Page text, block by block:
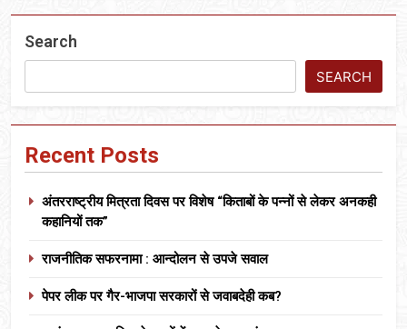
Search
SEARCH
Recent Posts
अंतरराष्ट्रीय मित्रता दिवस पर विशेष “किताबों के पन्नों से लेकर अनकही
कहानियों तक”
राजनीतिक सफरनामा : आन्दोलन से उपजे सवाल
पेपर लीक पर गैर-भाजपा सरकारों से जवाबदेही कब?